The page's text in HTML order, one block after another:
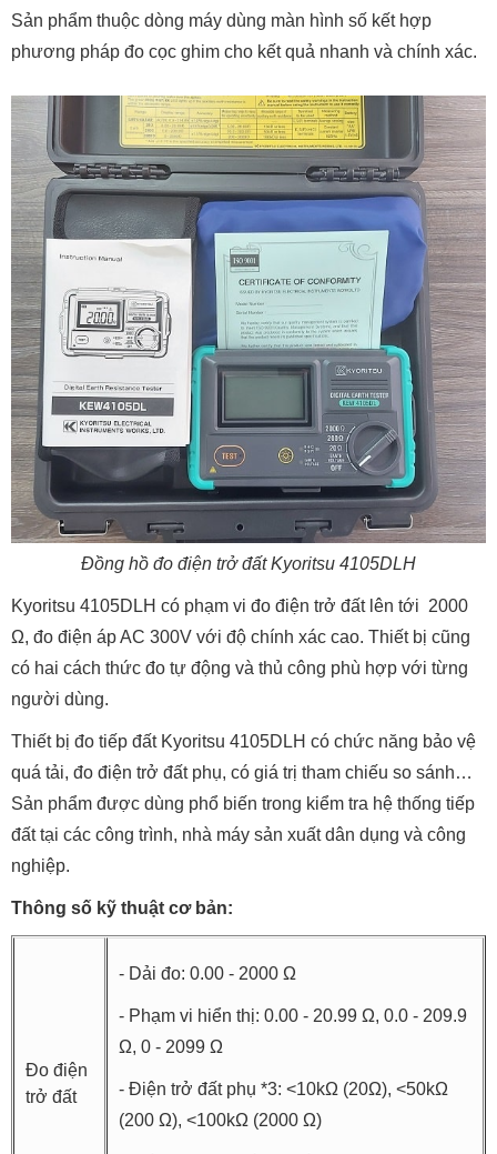
Sản phẩm thuộc dòng máy dùng màn hình số kết hợp
phương pháp đo cọc ghim cho kết quả nhanh và chính xác.
Đồng hồ đo điện trở đất Kyoritsu 4105DLH
Kyoritsu 4105DLH có phạm vi đo điện trở đất lên tới 2000
Ω, đo điện áp AC 300V với độ chính xác cao. Thiết bị cũng
có hai cách thức đo tự động và thủ công phù hợp với từng
người dùng.
Thiết bị đo tiếp đất Kyoritsu 4105DLH có chức năng bảo vệ
quá tải, đo điện trở đất phụ, có giá trị tham chiếu so sánh…
Sản phẩm được dùng phổ biến trong kiểm tra hệ thống tiếp
đất tại các công trình, nhà máy sản xuất dân dụng và công
nghiệp.
Thông số kỹ thuật cơ bản:
Đo điện
trở đất
- Dải đo: 0.00 - 2000 Ω
- Phạm vi hiển thị: 0.00 - 20.99 Ω, 0.0 - 209.9
Ω, 0 - 2099 Ω
- Điện trở đất phụ *3: <10kΩ (20Ω), <50kΩ
(200 Ω), <100kΩ (2000 Ω)